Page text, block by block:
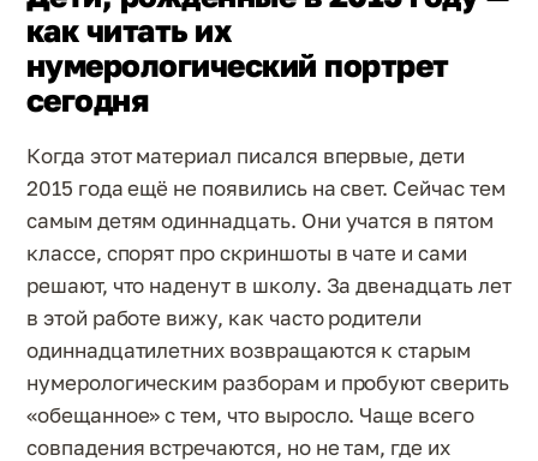
как читать их
нумерологический портрет
сегодня
Когда этот материал писался впервые, дети
2015 года ещё не появились на свет. Сейчас тем
самым детям одиннадцать. Они учатся в пятом
классе, спорят про скриншоты в чате и сами
решают, что наденут в школу. За двенадцать лет
в этой работе вижу, как часто родители
одиннадцатилетних возвращаются к старым
нумерологическим разборам и пробуют сверить
«обещанное» с тем, что выросло. Чаще всего
совпадения встречаются, но не там, где их